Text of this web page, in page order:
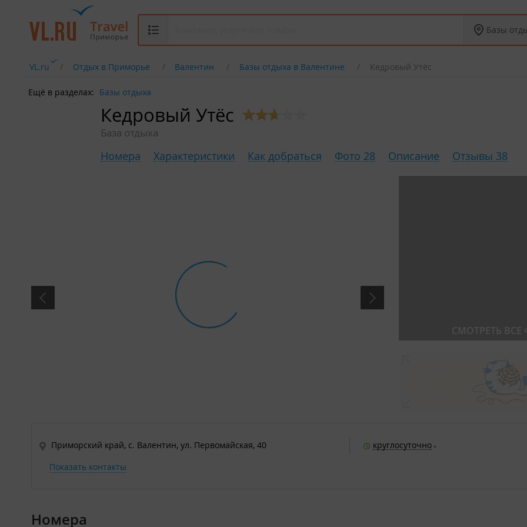
Базы
VL.ru Отдых в Приморье Валентин Базы отдыха в Валентине Кедровый Утёс
Ещё в разделах: Базы отдыха
Кедровый Утёс
База отдыха
Номера Характеристики Как добраться Фото 28 Описание Отзывы 38
Приморский край, с. Валентин, ул. Первомайская, 40
круглосуточно
Показать контакты
Номера